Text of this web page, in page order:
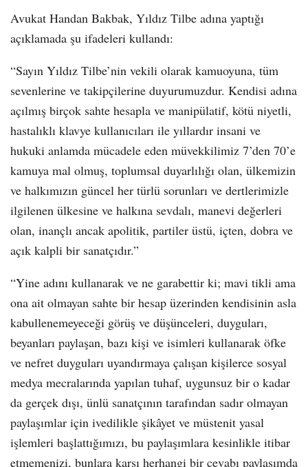
Avukat Handan Bakbak, Yıldız Tilbe adına yaptığı
açıklamada şu ifadeleri kullandı:
“Sayın Yıldız Tilbe’nin vekili olarak kamuoyuna, tüm
sevenlerine ve takipçilerine duyurumuzdur. Kendisi adına
açılmış birçok sahte hesapla ve manipülatif, kötü niyetli,
hastalıklı klavye kullanıcıları ile yıllardır insani ve
hukuki anlamda mücadele eden müvekkilimiz 7’den 70’e
kamuya mal olmuş, toplumsal duyarlılığı olan, ülkemizin
ve halkımızın güncel her türlü sorunları ve dertlerimizle
ilgilenen ülkesine ve halkına sevdalı, manevi değerleri
olan, inançlı ancak apolitik, partiler üstü, içten, dobra ve
açık kalpli bir sanatçıdır.”
“Yine adını kullanarak ve ne garabettir ki; mavi tikli ama
ona ait olmayan sahte bir hesap üzerinden kendisinin asla
kabullenemeyeceği görüş ve düşünceleri, duyguları,
beyanları paylaşan, bazı kişi ve isimleri kullanarak öfke
ve nefret duyguları uyandırmaya çalışan kişilerce sosyal
medya mecralarında yapılan tuhaf, uygunsuz bir o kadar
da gerçek dışı, ünlü sanatçının tarafından sadır olmayan
paylaşımlar için ivedilikle şikâyet ve müstenit yasal
işlemleri başlattığımızı, bu paylaşımlara kesinlikle itibar
etmemenizi, bunlara karşı herhangi bir cevabı paylaşımda